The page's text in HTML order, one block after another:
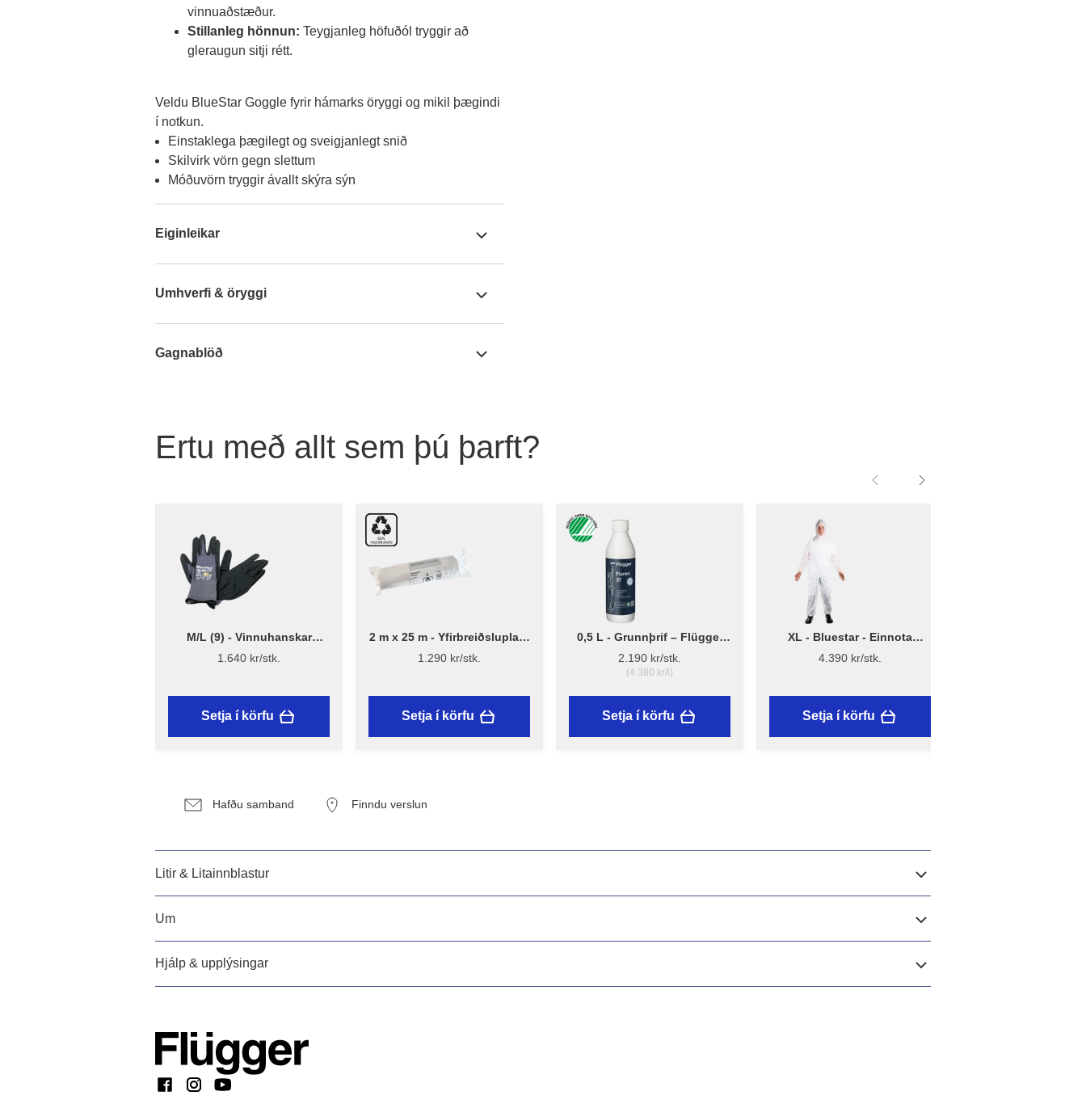
vinnuaðstæður.
Stillanleg hönnun: Teygjanleg höfuðól tryggir að
gleraugun sitji rétt.
Veldu BlueStar Goggle fyrir hámarks öryggi og mikil þægindi
í notkun.
Einstaklega þægilegt og sveigjanlegt snið
Skilvirk vörn gegn slettum
Móðuvörn tryggir ávallt skýra sýn
Eiginleikar
Umhverfi & öryggi
Gagnablöð
Ertu með allt sem þú þarft?
M/L (9) - Vinnuhanskar
MaxiFlex 42-874
1.640 kr/stk.
Setja í körfu
2 m x 25 m - Yfirbreiðsluplast
13 µ - Endurunnið plast
1.290 kr/stk.
Setja í körfu
0,5 L - Grunnþrif – Flügger
Fluren 37
2.190 kr/stk.
(4.380 kr/l)
Setja í körfu
XL - Bluestar - Einnota
málningargalli
4.390 kr/stk.
Setja í körfu
Hafðu samband Finndu verslun
Litir & Litainnblastur
Um
Hjálp & upplýsingar